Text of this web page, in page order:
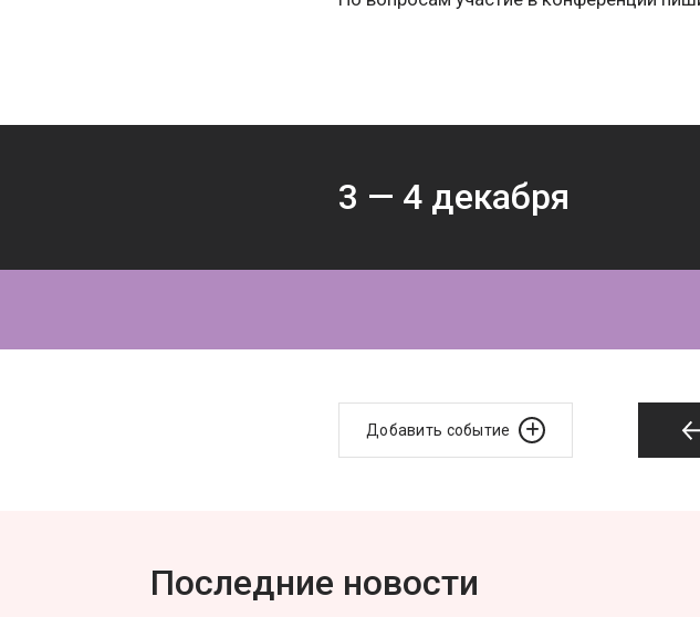
3 — 4 декабря
Добавить событие
Последние новости